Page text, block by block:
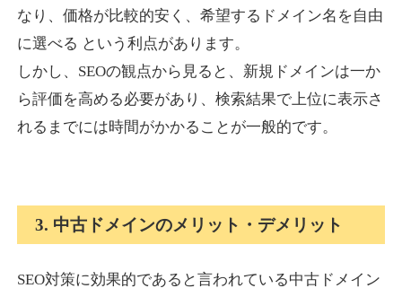
lowslotfamilylocal.com
ジャンルその他
DA37 外部リンク数653 ドメイン年齢 1年
onlinepokerbetdansk.com
DA37 外部リンク数629 ドメイン年齢1年
なり、価格が比較的安く、希望するドメイン名を自由
に選べる という利点があります。
しかし、SEOの観点から見ると、新規ドメインは一か
ら評価を高める必要があり、検索結果で上位に表示さ
れるまでには時間がかかることが一般的です。
3. 中古ドメインのメリット・デメリット
SEO対策に効果的であると言われている中古ドメイン